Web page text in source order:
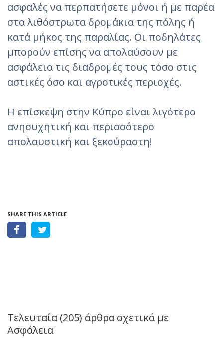
ασφαλές να περπατήσετε μόνοι ή με παρέα
στα λιθόστρωτα δρομάκια της πόλης ή
κατά μήκος της παραλίας. Οι ποδηλάτες
μπορούν επίσης να απολαύσουν με
ασφάλεια τις διαδρομές τους τόσο στις
αστικές όσο και αγροτικές περιοχές.
Η επίσκεψη στην Κύπρο είναι λιγότερο
ανησυχητική και περισσότερο
απολαυστική και ξεκούραστη!
SHARE THIS ARTICLE
Τελευταία (205) άρθρα σχετικά με
Ασφάλεια